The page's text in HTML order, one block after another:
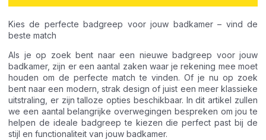
Kies de perfecte badgreep voor jouw badkamer – vind de
beste match
Als je op zoek bent naar een nieuwe badgreep voor jouw
badkamer, zijn er een aantal zaken waar je rekening mee moet
houden om de perfecte match te vinden. Of je nu op zoek
bent naar een modern, strak design of juist een meer klassieke
uitstraling, er zijn talloze opties beschikbaar. In dit artikel zullen
we een aantal belangrijke overwegingen bespreken om jou te
helpen de ideale badgreep te kiezen die perfect past bij de
stijl en functionaliteit van jouw badkamer.